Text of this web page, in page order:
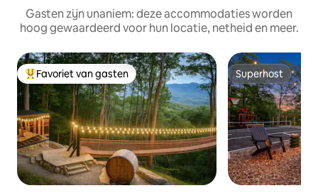
Gasten zijn unaniem: deze accommodaties worden
hoog gewaardeerd voor hun locatie, netheid en meer.
Topfavoriet van gasten
Favoriet van gasten Superhost
Superhost